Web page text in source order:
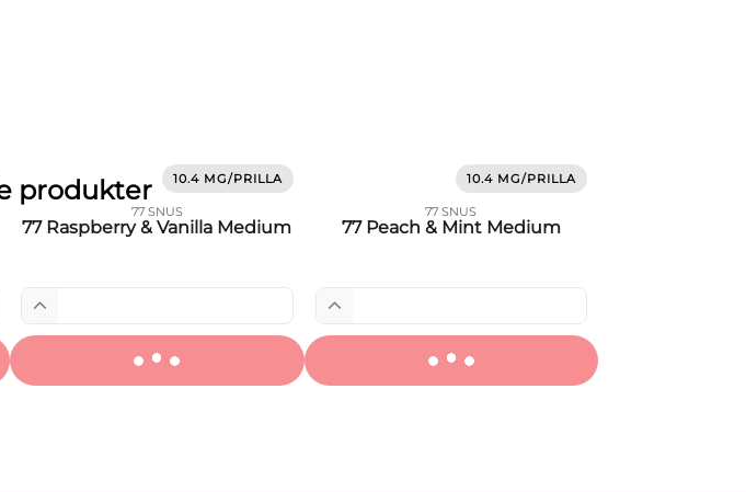
produkter 10.4 MG/PRILLA
77 SNUS
77 Raspberry & Vanilla Medium
10.4 MG/PRILLA
77 SNUS
77 Peach & Mint Medium